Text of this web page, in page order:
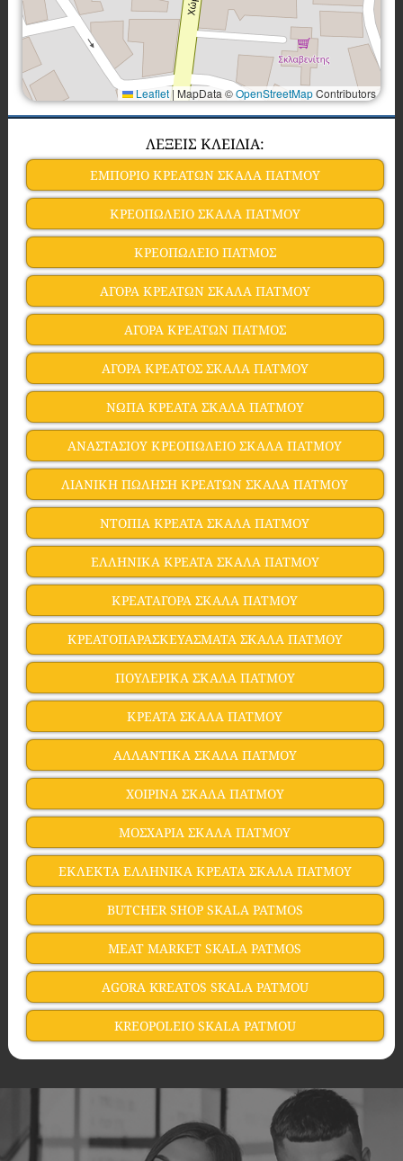
Leaflet| MapData ©OpenStreetMapContributors
ΛΕΞΕΙΣ ΚΛΕΙΔΙΑ:
ΕΜΠΟΡΙΟ ΚΡΕΑΤΩΝ ΣΚΑΛΑ ΠΑΤΜΟΥ
ΚΡΕΟΠΩΛΕΙΟ ΣΚΑΛΑ ΠΑΤΜΟΥ
ΚΡΕΟΠΩΛΕΙΟ ΠΑΤΜΟΣ
ΑΓΟΡΑ ΚΡΕΑΤΩΝ ΣΚΑΛΑ ΠΑΤΜΟΥ
ΑΓΟΡΑ ΚΡΕΑΤΩΝ ΠΑΤΜΟΣ
ΑΓΟΡΑ ΚΡΕΑΤΟΣ ΣΚΑΛΑ ΠΑΤΜΟΥ
ΝΩΠΑ ΚΡΕΑΤΑ ΣΚΑΛΑ ΠΑΤΜΟΥ
ΑΝΑΣΤΑΣΙΟΥ ΚΡΕΟΠΩΛΕΙΟ ΣΚΑΛΑ ΠΑΤΜΟΥ
ΛΙΑΝΙΚΗ ΠΩΛΗΣΗ ΚΡΕΑΤΩΝ ΣΚΑΛΑ ΠΑΤΜΟΥ
ΝΤΟΠΙΑ ΚΡΕΑΤΑ ΣΚΑΛΑ ΠΑΤΜΟΥ
ΕΛΛΗΝΙΚΑ ΚΡΕΑΤΑ ΣΚΑΛΑ ΠΑΤΜΟΥ
ΚΡΕΑΤΑΓΟΡΑ ΣΚΑΛΑ ΠΑΤΜΟΥ
ΚΡΕΑΤΟΠΑΡΑΣΚΕΥΑΣΜΑΤΑ ΣΚΑΛΑ ΠΑΤΜΟΥ
ΠΟΥΛΕΡΙΚΑ ΣΚΑΛΑ ΠΑΤΜΟΥ
ΚΡΕΑΤΑ ΣΚΑΛΑ ΠΑΤΜΟΥ
ΑΛΛΑΝΤΙΚΑ ΣΚΑΛΑ ΠΑΤΜΟΥ
ΧΟΙΡΙΝΑ ΣΚΑΛΑ ΠΑΤΜΟΥ
ΜΟΣΧΑΡΙΑ ΣΚΑΛΑ ΠΑΤΜΟΥ
ΕΚΛΕΚΤΑ ΕΛΛΗΝΙΚΑ ΚΡΕΑΤΑ ΣΚΑΛΑ ΠΑΤΜΟΥ
BUTCHER SHOP SKALA PATMOS
MEAT MARKET SKALA PATMOS
AGORA KREATOS SKALA PATMOU
KREOPOLEIO SKALA PATMOU